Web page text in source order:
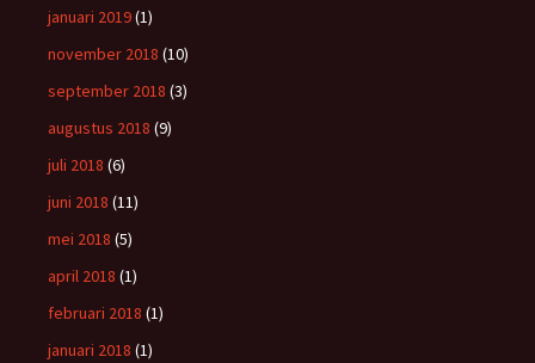
januari 2019(1)
november 2018 (10)
september 2018 (3)
augustus 2018 (9)
juli 2018 (6)
juni 2018 (11)
mei 2018 (5)
april 2018 (1)
februari 2018 (1)
januari 2018 (1)